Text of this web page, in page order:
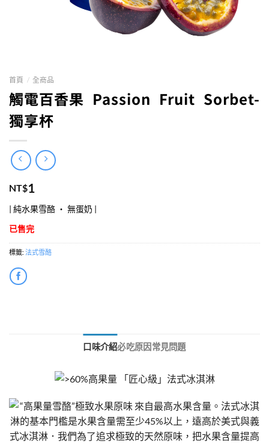
首頁 / 全商品
觸電百香果 Passion Fruit Sorbet-
獨享杯
NT$1
| 純水果雪酪 ‧ 無蛋奶 |
已售完
標籤: 法式雪酪
口味介紹必吃原因常見問題